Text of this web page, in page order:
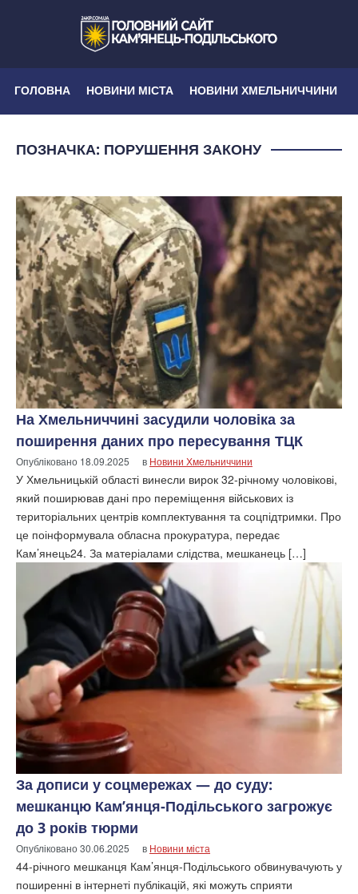
ГОЛОВНА НОВИНИ МІСТА НОВИНИ ХМЕЛЬНИЧЧИНИ
ПОЗНАЧКА: ПОРУШЕННЯ ЗАКОНУ
На Хмельниччині засудили чоловіка за
поширення даних про пересування ТЦК
Опубліковано 18.09.2025 в Новини Хмельниччини
У Хмельницькій області винесли вирок 32-річному чоловікові,
який поширював дані про переміщення військових із
територіальних центрів комплектування та соцпідтримки. Про
це поінформувала обласна прокуратура, передає
Кам’янець24. За матеріалами слідства, мешканець […]
За дописи у соцмережах — до суду:
мешканцю Кам’янця-Подільського загрожує
до 3 років тюрми
Опубліковано30.06.2025 в Новини міста
44-річного мешканця Кам’янця-Подільського обвинувачують у
поширенні в інтернеті публікацій, які можуть сприяти